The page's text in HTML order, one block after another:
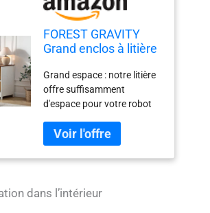
FOREST GRAVITY
Grand enclos à litière
collecteur de litière,
étagère réglable pour
éviter les chiens,
station de charge,
verrous ajoutés pour
chat, maison pour
chat, blanc antique
Grand espace : notre litière
offre suffisamment
d'espace pour votre robot
enclos à litière idéal pour
vos besoins. Collecteur de
litière pour chat : le
dans le chemin que les
dans l’intérieur